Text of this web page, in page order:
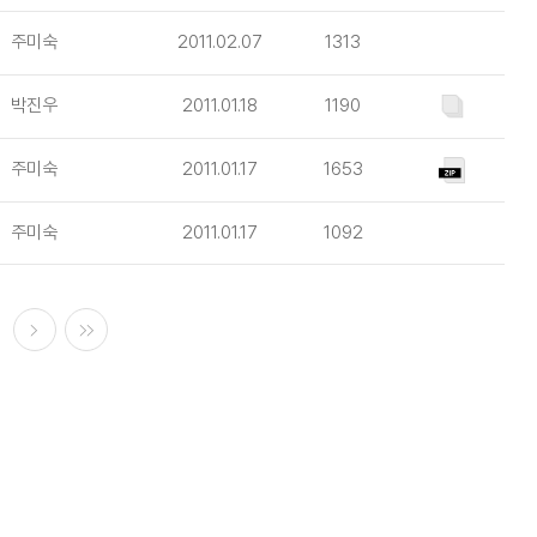
주미숙 2011.02.07 1313
박진우 2011.01.18 1190
주미숙 2011.01.17 1653
주미숙 2011.01.17 1092